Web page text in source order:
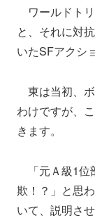
ワールドト
と、それに対
いたSFアクシ
東は当初、
わけですが、
きます。
「元Ａ級1
欺！？」と思
いて、説明さ